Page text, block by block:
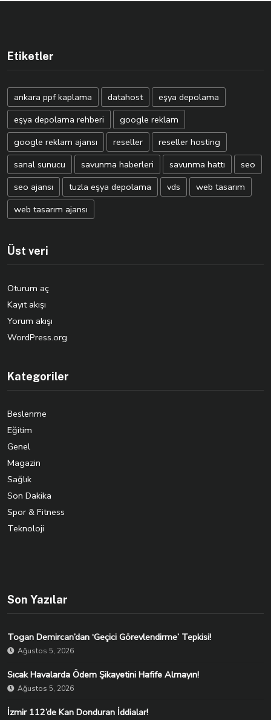
Etiketler
ankara ppf kaplama datahost
eşya depolama
eşya depolama rehberi
google reklam
google reklam ajansı
reseller
reseller hosting
sanal sunucu
savunma haberleri savunma hattı
seo
seo ajansı
tuzla eşya depolama vds
web tasarım
web tasarım ajansı
Üst veri
Oturum aç
Kayıt akışı
Yorum akışı
WordPress.org
Kategoriler
Beslenme
Eğitim
Genel
Magazin
Sağlık
Son Dakika
Spor & Fitness
Teknoloji
Son Yazılar
Togan Demircan’dan ‘Geçici Görevlendirme’ Tepkisi!
Ağustos 5, 2026
Sıcak Havalarda Ödem Şikayetini Hafife Almayın!
Ağustos 5, 2026
İzmir 112’de Kan Donduran İddialar!